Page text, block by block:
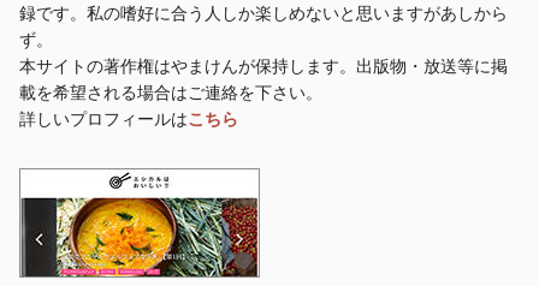
録です。私の嗜好に合う人しか楽しめないと思いますがあしから
ず。
本サイトの著作権はやまけんが保持します。出版物・放送等に掲
載を希望される場合はご連絡を下さい。
詳しいプロフィールはこちら